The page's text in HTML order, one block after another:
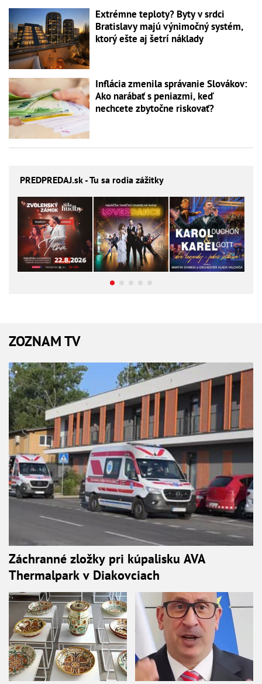
Extrémne teploty? Byty v srdci
Bratislavy majú výnimočný systém,
ktorý ešte aj šetrí náklady
Inflácia zmenila správanie Slovákov:
Ako narábať s peniazmi, keď
nechcete zbytočne riskovať?
PREDPREDAJ.sk - Tu sa rodia zážitky
ZOZNAM TV
Záchranné zložky pri kúpalisku AVA
Thermalpark v Diakovciach